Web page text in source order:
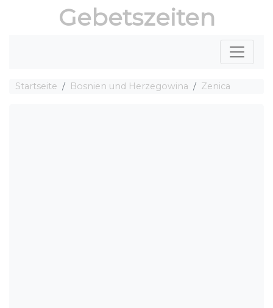
Gebetszeiten
Startseite Bosnien und Herzegowina Zenica